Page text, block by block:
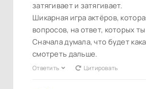
затягивает и затягивает.
Шикарная игра актёров,
вопросов, на ответ, которых
Сначала думала, что будет
смотреть дальше.
Ответить Цитировать